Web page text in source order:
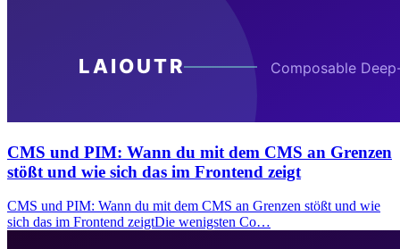
CMS und PIM: Wann du mit dem CMS an Grenzen
stößt und wie sich das im Frontend zeigt
CMS und PIM: Wann du mit dem CMS an Grenzen stößt und wie
sich das im Frontend zeigtDie wenigsten Co…